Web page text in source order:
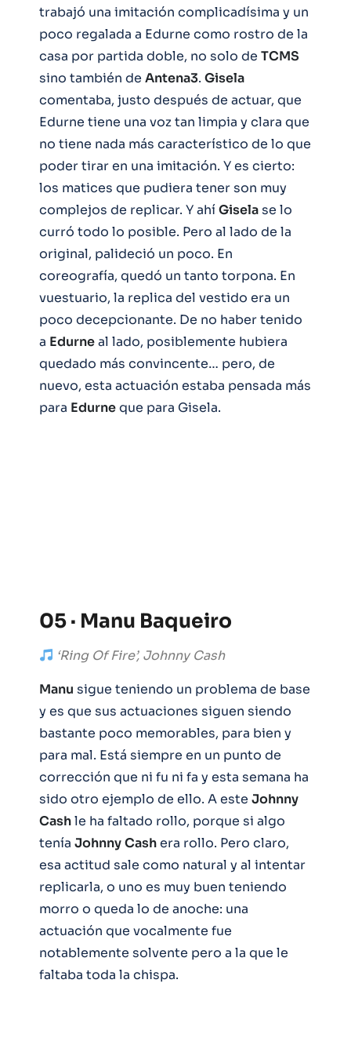
trabajó una imitación complicadísima y un
poco regalada a Edurne como rostro de la
casa por partida doble, no solo de TCMS
sino también de Antena3. Gisela
comentaba, justo después de actuar, que
Edurne tiene una voz tan limpia y clara que
no tiene nada más característico de lo que
poder tirar en una imitación. Y es cierto:
los matices que pudiera tener son muy
complejos de replicar. Y ahíGiselase lo
curró todo lo posible. Pero al lado de la
original, palideció un poco. En
coreografía, quedó un tanto torpona. En
vuestuario, la replica del vestido era un
poco decepcionante. De no haber tenido
a Edurneal lado, posiblemente hubiera
quedado más convincente… pero, de
nuevo, esta actuación estaba pensada más
para Edurneque para Gisela.
05 · Manu Baqueiro
‘Ring Of Fire’, Johnny Cash
Manu sigue teniendo un problema de base
y es que sus actuaciones siguen siendo
bastante poco memorables, para bien y
para mal. Está siempre en un punto de
corrección que ni fu ni fa y esta semana ha
sido otro ejemplo de ello. A este Johnny
Cashle ha faltado rollo, porque si algo
tenía JohnnyCashera rollo. Pero claro,
esa actitud sale como natural y al intentar
replicarla, o uno es muy buen teniendo
morro o queda lo de anoche: una
actuación que vocalmente fue
notablemente solvente pero a la que le
faltaba toda la chispa.